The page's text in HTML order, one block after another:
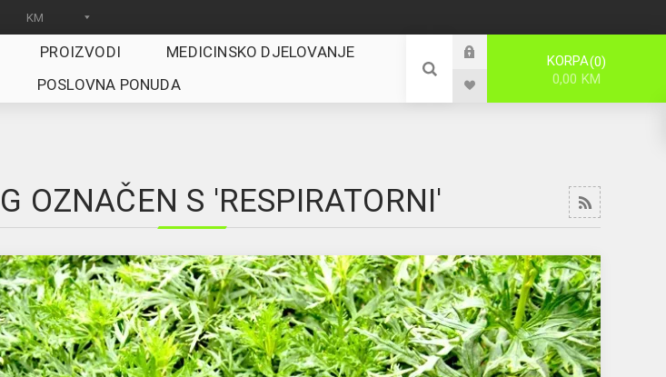
PROIZVODI
MEDICINSKO DJELOVANJE
POSLOVNA PONUDA
KORPA 0
0,00 KM
OZNAČEN S 'RESPIRATORNI'